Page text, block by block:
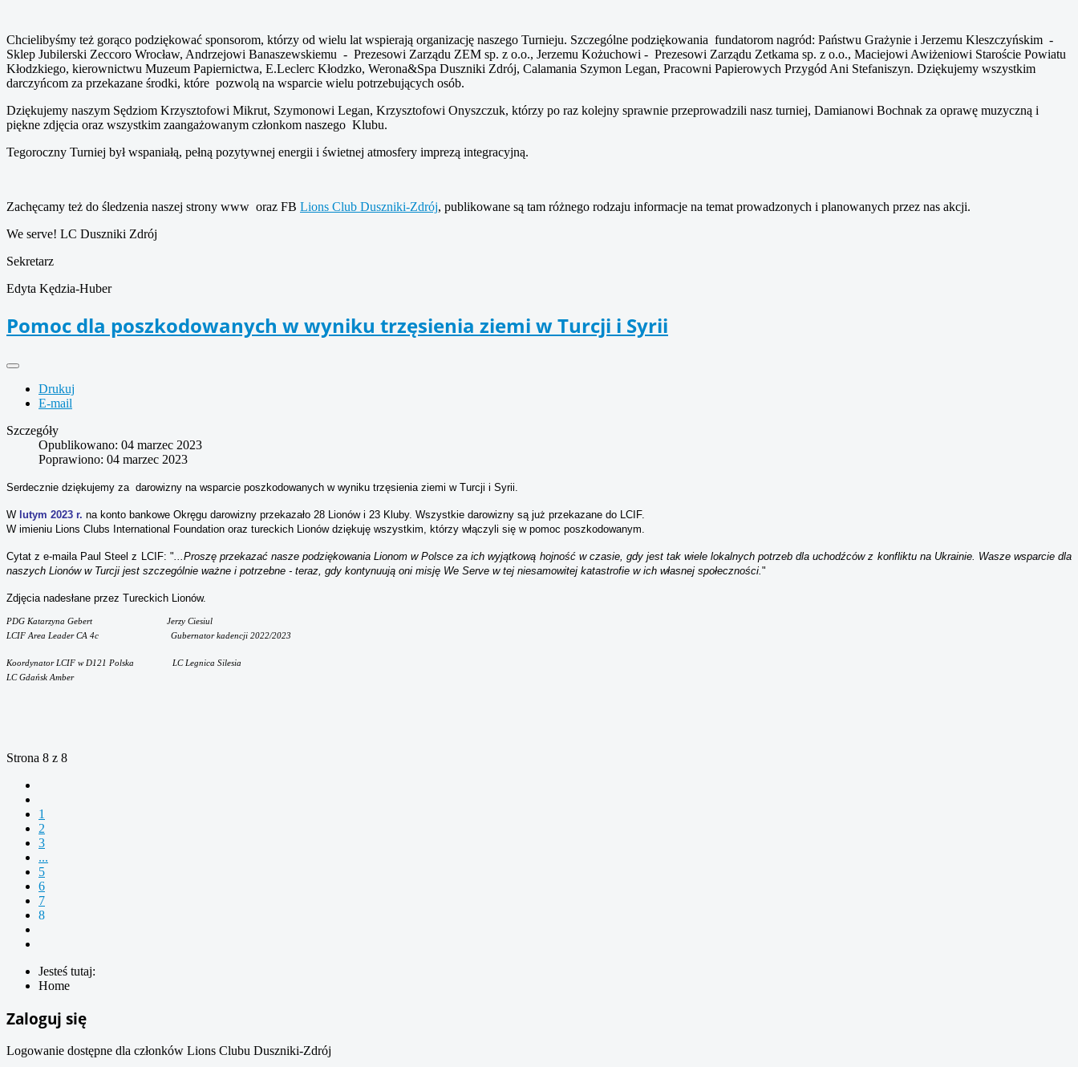
Chcielibyśmy też gorąco podziękować sponsorom, którzy od wielu lat wspierają organizację naszego Turnieju. Szczególne podziękowania fundatorom nagród: Państwu Grażynie i Jerzemu Kleszczyńskim -
Sklep Jubilerski Zeccoro Wrocław, Andrzejowi Banaszewskiemu - Prezesowi Zarządu ZEM sp. z o.o., Jerzemu Kożuchowi - Prezesowi Zarządu Zetkama sp. z o.o., Maciejowi Awiżeniowi Staroście Powiatu
Kłodzkiego, kierownictwu Muzeum Papiernictwa, E.Leclerc Kłodzko, Werona&Spa Duszniki Zdrój, Calamania Szymon Legan, Pracowni Papierowych Przygód Ani Stefaniszyn. Dziękujemy wszystkim
darczyńcom za przekazane środki, które pozwolą na wsparcie wielu potrzebujących osób.
Dziękujemy naszym Sędziom Krzysztofowi Mikrut, Szymonowi Legan, Krzysztofowi Onyszczuk, którzy po raz kolejny sprawnie przeprowadzili nasz turniej, Damianowi Bochnak za oprawę muzyczną i
piękne zdjęcia oraz wszystkim zaangażowanym członkom naszego Klubu.
Tegoroczny Turniej był wspaniałą, pełną pozytywnej energii i świetnej atmosfery imprezą integracyjną.
Zachęcamy też do śledzenia naszej strony www oraz FB Lions Club Duszniki-Zdrój, publikowane są tam różnego rodzaju informacje na temat prowadzonych i planowanych przez nas akcji.
We serve! LC Duszniki Zdrój
Sekretarz
Edyta Kędzia-Huber
Pomoc dla poszkodowanych w wyniku trzęsienia ziemi w Turcji i Syrii
Drukuj
E-mail
Szczegóły
Opublikowano: 04 marzec 2023
Poprawiono: 04 marzec 2023
Serdecznie dziękujemy za darowizny na wsparcie poszkodowanych w wyniku trzęsienia ziemi w Turcji i Syrii.
W lutym 2023 r. na konto bankowe Okręgu darowizny przekazało 28 Lionów i 23 Kluby. Wszystkie darowizny są już przekazane do LCIF.
W imieniu Lions Clubs International Foundation oraz tureckich Lionów dziękuję wszystkim, którzy włączyli się w pomoc poszkodowanym.
Cytat z e-maila Paul Steel z LCIF: "...Proszę przekazać nasze podziękowania Lionom w Polsce za ich wyjątkową hojność w czasie, gdy jest tak wiele lokalnych potrzeb dla uchodźców z konfliktu na Ukrainie. Wasze wsparcie dla
naszych Lionów w Turcji jest szczególnie ważne i potrzebne - teraz, gdy kontynuują oni misję We Serve w tej niesamowitej katastrofie w ich własnej społeczności."
Zdjęcia nadesłane przez Tureckich Lionów.
PDG Katarzyna Gebert Jerzy Ciesiul
LCIF Area Leader CA 4c Gubernator kadencji 2022/2023
Koordynator LCIF w D121 Polska LC Legnica Silesia
LC Gdańsk Amber
Strona 8 z 8
1
2
3
...
5
6
7
8
Jesteś tutaj:
Home
Zaloguj się
Logowanie dostępne dla członków Lions Clubu Duszniki-Zdrój